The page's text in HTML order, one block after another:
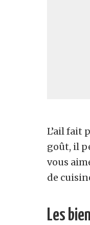
L’ail fait
goût, il
vous
de
Les